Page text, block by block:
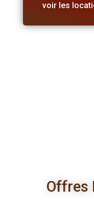
voir les
Offres